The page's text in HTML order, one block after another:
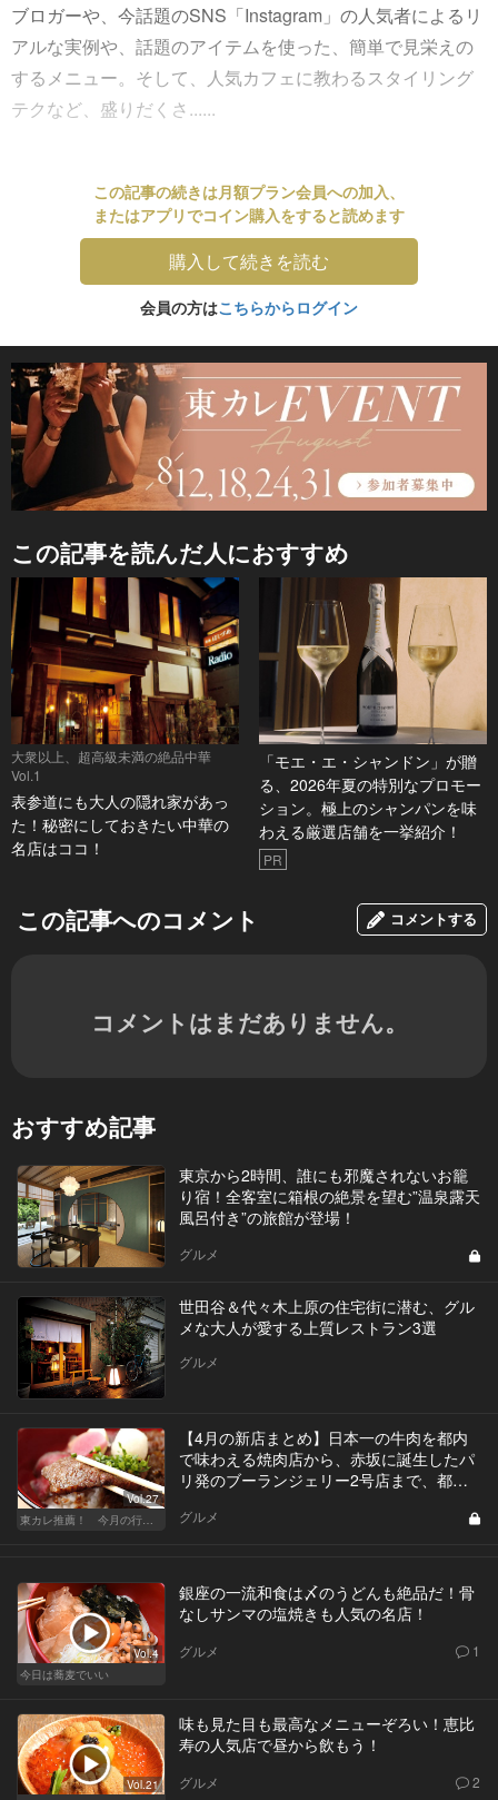
ブロガーや、今話題のSNS「Instagram」の人気者によるリ
アルな実例や、話題のアイテムを使った、簡単で見栄えの
するメニュー。そして、人気カフェに教わるスタイリング
テクなど、盛りだくさ......
この記事の続きは月額プラン会員への加入、
またはアプリでコイン購入をすると読めます
購入して続きを読む
会員の方はこちらからログイン
この記事を読んだ人におすすめ
大衆以上、超高級未満の絶品中華
Vol.1
表参道にも大人の隠れ家があっ
た！秘密にしておきたい中華の
名店はココ！
「モエ・エ・シャンドン」が贈
る、2026年夏の特別なプロモー
ション。極上のシャンパンを味
わえる厳選店舗を一挙紹介！
PR
この記事へのコメント コメントする
コメントはまだありません。
おすすめ記事
東京から2時間、誰にも邪魔されないお籠
り宿！全客室に箱根の絶景を望む”温泉露天
風呂付き”の旅館が登場！
グルメ
世田谷＆代々木上原の住宅街に潜む、グル
メな大人が愛する上質レストラン3選
グルメ
Vol.27
東カレ推薦！ 今月の行くべき店
【4月の新店まとめ】日本一の牛肉を都内
で味わえる焼肉店から、赤坂に誕生したパ
リ発のブーランジェリー2号店まで、都内
グルメ
Vol.4
今日は蕎麦でいい
銀座の一流和食は〆のうどんも絶品だ！骨
なしサンマの塩焼きも人気の名店！
グルメ 1
Vol.21
味も見た目も最高なメニューぞろい！恵比
寿の人気店で昼から飲もう！
グルメ 2